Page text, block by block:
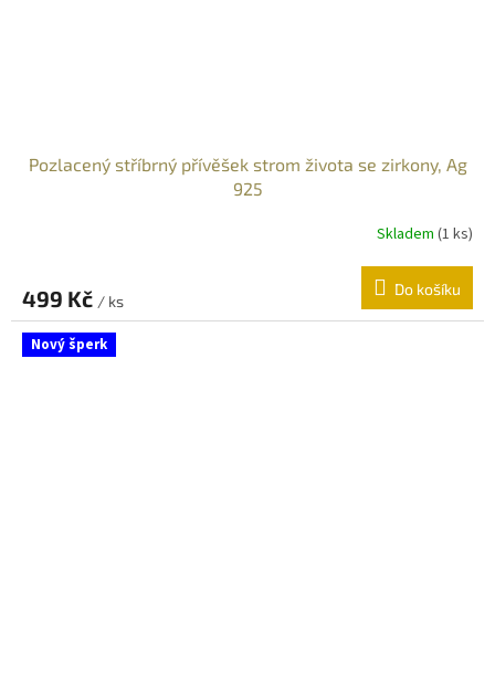
Pozlacený stříbrný přívěšek strom života se zirkony, Ag
925
Skladem (1 ks)
499 Kč / ks
Do košíku
Nový šperk